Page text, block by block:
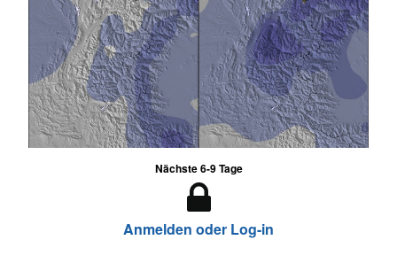
Nächste 6-9 Tage
Anmelden oder Log-in